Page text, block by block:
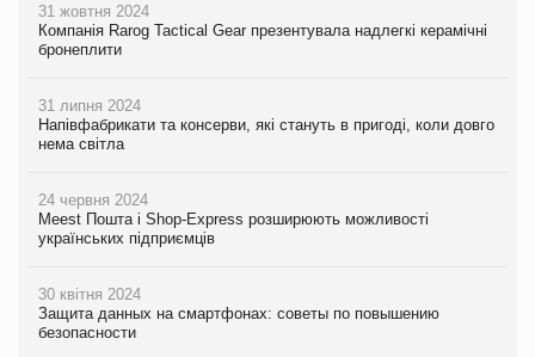
31 жовтня 2024
Компанія Rarog Tactical Gear презентувала надлегкі керамічні
бронеплити
31 липня 2024
Напівфабрикати та консерви, які стануть в пригоді, коли довго
нема світла
24 червня 2024
Meest Пошта і Shop-Express розширюють можливості
українських підприємців
30 квітня 2024
Защита данных на смартфонах: советы по повышению
безопасности